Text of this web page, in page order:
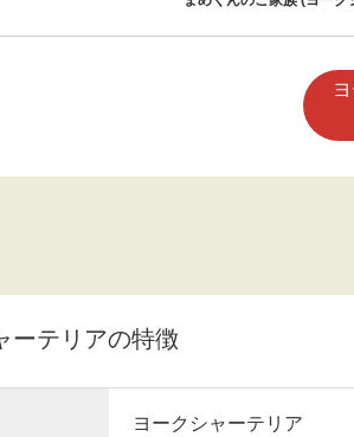
ーテリアの特徴
ヨークシャーテリア